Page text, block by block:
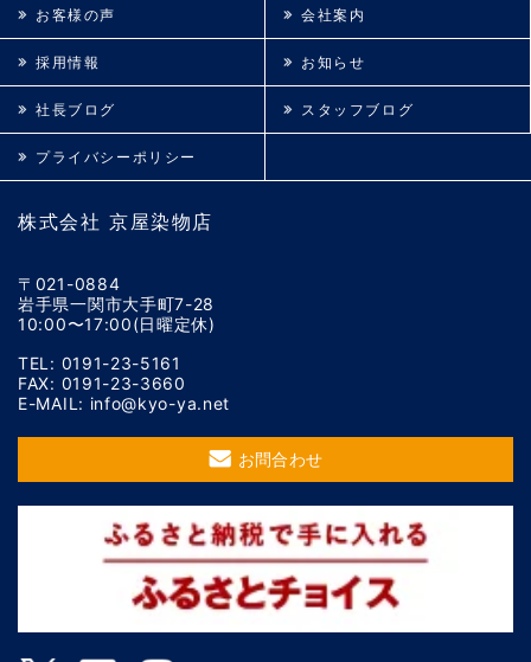
株式会社 京屋染物店
〒021-0884
岩手県一関市大手町7-28
10:00〜17:00(日曜定休)
TEL: 0191-23-5161
FAX: 0191-23-3660
E-MAIL: info@kyo-ya.net
お問合わせ
お客様の声 会社案内
採用情報 お知らせ
社長ブログ スタッフブログ
プライバシーポリシー